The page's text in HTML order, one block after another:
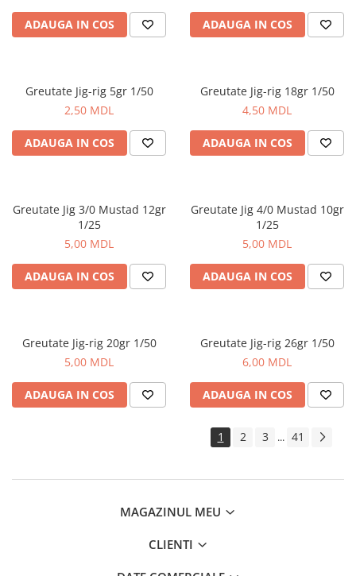
ADAUGA IN COS ADAUGA IN COS
Greutate Jig-rig 5gr 1/50
2,50 MDL
ADAUGA IN COS
Greutate Jig-rig 18gr 1/50
4,50 MDL
ADAUGA IN COS
Greutate Jig 3/0 Mustad 12gr
1/25
5,00 MDL
ADAUGA IN COS
Greutate Jig 4/0 Mustad 10gr
1/25
5,00 MDL
ADAUGA IN COS
Greutate Jig-rig 20gr 1/50
5,00 MDL
ADAUGA IN COS
Greutate Jig-rig 26gr 1/50
6,00 MDL
ADAUGA IN COS
1 2 3 ... 41
MAGAZINUL MEU
CLIENTI